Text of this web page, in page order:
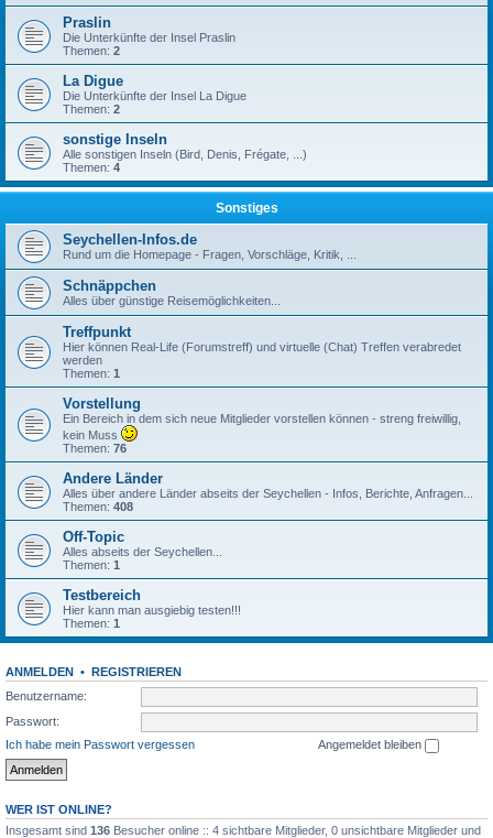
Praslin
Die Unterkünfte der Insel Praslin
Themen: 2
La Digue
Die Unterkünfte der Insel La Digue
Themen: 2
sonstige Inseln
Alle sonstigen Inseln (Bird, Denis, Frégate, ...)
Themen: 4
Sonstiges
Seychellen-Infos.de
Rund um die Homepage - Fragen, Vorschläge, Kritik, ...
Schnäppchen
Alles über günstige Reisemöglichkeiten...
Treffpunkt
Hier können Real-Life (Forumstreff) und virtuelle (Chat) Treffen verabredet
werden
Themen: 1
Vorstellung
Ein Bereich in dem sich neue Mitglieder vorstellen können - streng freiwillig,
kein Muss
Themen: 76
Andere Länder
Alles über andere Länder abseits der Seychellen - Infos, Berichte, Anfragen...
Themen: 408
Off-Topic
Alles abseits der Seychellen...
Themen: 1
Testbereich
Hier kann man ausgiebig testen!!!
Themen: 1
ANMELDEN • REGISTRIEREN
Benutzername:
Passwort:
Ich habe mein Passwort vergessen
Angemeldet bleiben
WER IST ONLINE?
Insgesamt sind 136 Besucher online :: 4 sichtbare Mitglieder, 0 unsichtbare Mitglieder und